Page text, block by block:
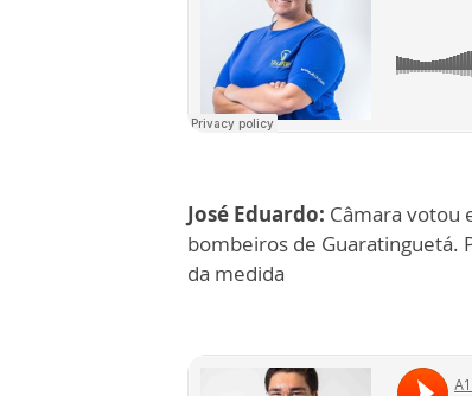
José Eduardo: Câmara votou
bombeiros de Guaratinguetá.
da medida